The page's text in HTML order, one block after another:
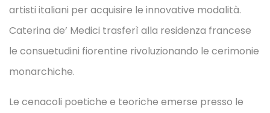
artisti italiani per acquisire le innovative modalità.
Caterina de’ Medici trasferì alla residenza francese
le consuetudini fiorentine rivoluzionando le cerimonie
monarchiche.
Le cenacoli poetiche e teoriche emerse presso le